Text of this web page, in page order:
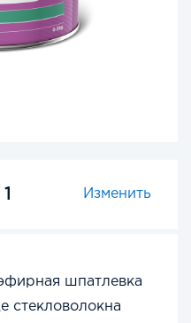
Изменить
шпатлевка
стекловолокна